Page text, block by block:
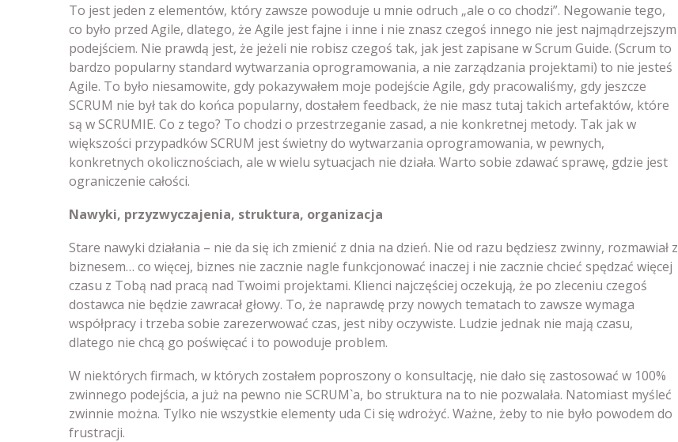
To jest jeden z elementów, który zawsze powoduje u mnie odruch „ale o co chodzi”. Negowanie tego,
co było przed Agile, dlatego, że Agile jest fajne i inne i nie znasz czegoś innego nie jest najmądrzejszym
podejściem. Nie prawdą jest, że jeżeli nie robisz czegoś tak, jak jest zapisane w Scrum Guide. (Scrum to
bardzo popularny standard wytwarzania oprogramowania, a nie zarządzania projektami) to nie jesteś
Agile. To było niesamowite, gdy pokazywałem moje podejście Agile, gdy pracowaliśmy, gdy jeszcze
SCRUM nie był tak do końca popularny, dostałem feedback, że nie masz tutaj takich artefaktów, które
są w SCRUMIE. Co z tego? To chodzi o przestrzeganie zasad, a nie konkretnej metody. Tak jak w
większości przypadków SCRUM jest świetny do wytwarzania oprogramowania, w pewnych,
konkretnych okolicznościach, ale w wielu sytuacjach nie działa. Warto sobie zdawać sprawę, gdzie jest
ograniczenie całości.
Nawyki, przyzwyczajenia, struktura, organizacja
Stare nawyki działania – nie da się ich zmienić z dnia na dzień. Nie od razu będziesz zwinny, rozmawiał z
biznesem… co więcej, biznes nie zacznie nagle funkcjonować inaczej i nie zacznie chcieć spędzać więcej
czasu z Tobą nad pracą nad Twoimi projektami. Klienci najczęściej oczekują, że po zleceniu czegoś
dostawca nie będzie zawracał głowy. To, że naprawdę przy nowych tematach to zawsze wymaga
współpracy i trzeba sobie zarezerwować czas, jest niby oczywiste. Ludzie jednak nie mają czasu,
dlatego nie chcą go poświęcać i to powoduje problem.
W niektórych firmach, w których zostałem poproszony o konsultację, nie dało się zastosować w 100%
zwinnego podejścia, a już na pewno nie SCRUM`a, bo struktura na to nie pozwalała. Natomiast myśleć
zwinnie można. Tylko nie wszystkie elementy uda Ci się wdrożyć. Ważne, żeby to nie było powodem do
frustracji.